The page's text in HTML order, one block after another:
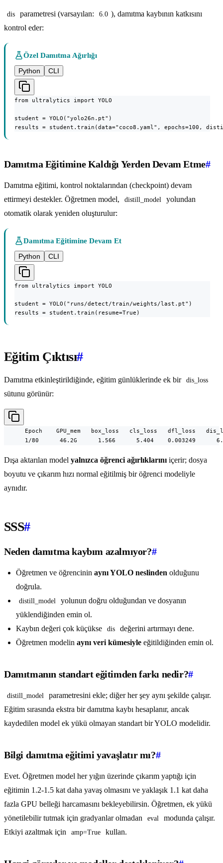
dis parametresi (varsayılan: 6.0 ), damıtma kaybının katkısını
kontrol eder:
Özel Damıtma Ağırlığı
Python
CLI
from ultralytics import YOLO
student = YOLO("yolo26n.pt")
results = student.train(data="coco8.yaml", epochs=100,
Damıtma Eğitimine Kaldığı Yerden Devam Etme#
Damıtma eğitimi, kontrol noktalarından (checkpoint) devam
ettirmeyi destekler. Öğretmen model,
distill_model
yolundan
otomatik olarak yeniden oluşturulur:
Damıtma Eğitimine Devam Et
Python
CLI
from ultralytics import YOLO
student = YOLO("runs/detect/train/weights/last.pt")
results = student.train(resume=True)
Eğitim Çıktısı#
Damıtma etkinleştirildiğinde, eğitim günlüklerinde ek bir dis_loss
sütunu görünür:
Epoch    GPU_mem   box_loss   cls_loss   dfl_loss
1/80      46.2G      1.566      5.404    0.003249
Dışa aktarılan model yalnızca öğrenci ağırlıklarını içerir; dosya
boyutu ve çıkarım hızı normal eğitilmiş bir öğrenci modeliyle
aynıdır.
SSS#
Neden damıtma kaybım azalmıyor?#
Öğretmen ve öğrencinin aynı YOLO neslinden olduğunu
doğrula.
distill_model
yolunun doğru olduğundan ve dosyanın
yüklendiğinden emin ol.
Kaybın değeri çok küçükse
dis
değerini artırmayı dene.
Öğretmen modelin aynı veri kümesiyle eğitildiğinden emin ol.
Damıtmanın standart eğitimden farkı nedir?#
distill_model
parametresini ekle; diğer her şey aynı şekilde çalışır.
Eğitim sırasında ekstra bir damıtma kaybı hesaplanır, ancak
kaydedilen model ek yükü olmayan standart bir YOLO modelidir.
Bilgi damıtma eğitimi yavaşlatır mı?#
Evet. Öğretmen model her yığın üzerinde çıkarım yaptığı için
eğitimin 1.2-1.5 kat daha yavaş olmasını ve yaklaşık 1.1 kat daha
fazla GPU belleği harcamasını bekleyebilirsin. Öğretmen, ek yükü
yönetilebilir tutmak için gradyanlar olmadan
eval
modunda çalışır.
Etkiyi azaltmak için
amp=True kullan.